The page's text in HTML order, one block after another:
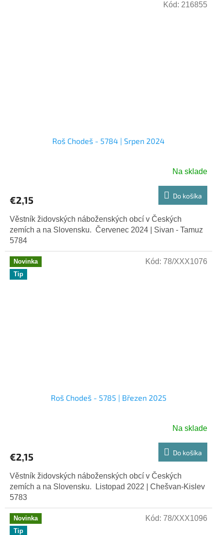
Roš Chodeš - 5784 | Srpen 2024
Na sklade
€2,15 Do košíka
Věstník židovských náboženských obcí v Českých
zemích a na Slovensku. Červenec 2024 | Sivan - Tamuz
5784
Kód: 216855
Novinka
Tip
Roš Chodeš - 5785 | Březen 2025
Na sklade
€2,15 Do košíka
Věstník židovských náboženských obcí v Českých
zemích a na Slovensku. Listopad 2022 | Chešvan-Kislev
5783
Kód: 78/XXX1076
Novinka
Tip
Kód: 78/XXX1096